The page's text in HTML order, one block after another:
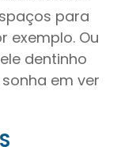
para
exemplo. Ou
dentinho
em ver